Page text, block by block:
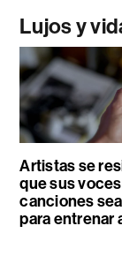
Lujos y
Artistas se
que sus
canciones
para entrenar